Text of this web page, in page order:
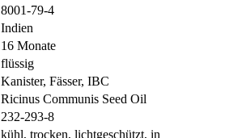
8001-79-4
Indien
16 Monate
flüssig
Kanister, Fässer, IBC
Ricinus Communis Seed Oil
232-293-8
kühl, trocken, lichtgeschützt, in